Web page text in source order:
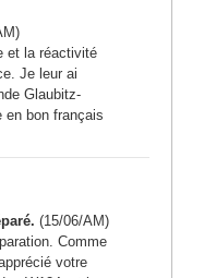
et la réactivité
Je leur ai
Glaubitz-
en bon français
(15/06/AM)
Comme
votre